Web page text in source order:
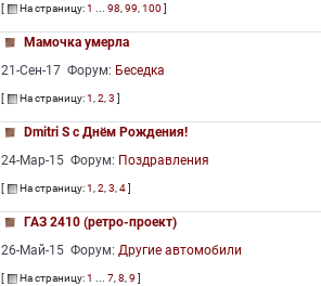
[ На страницу:1 ...98,99,100 ]
Мамочка умерла
21-Сен-17 Форум: Беседка
[ На страницу:1,2,3 ]
Dmitri S c Днём Рождения!
24-Мар-15 Форум: Поздравления
[ На страницу:1,2,3,4]
ГАЗ 2410 (ретро-проект)
26-Май-15 Форум:Другие автомобили
[ На страницу:1 ...7,8,9 ]